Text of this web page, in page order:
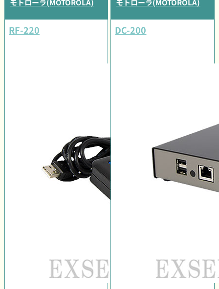
モトローラ(MOTOROLA)
RF-220
モトローラ(MOTOROLA)
DC-200